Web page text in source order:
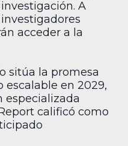
A
acceder a la
sitúa la promesa
en 2029,
especializada
calificó como